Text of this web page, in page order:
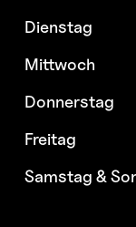
Dienstag
Mittwoch
Donnerstag
Freitag
Samstag &